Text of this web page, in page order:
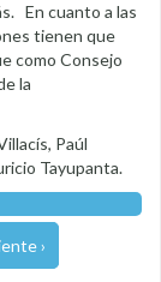
En cuanto a las
tienen que
como Consejo
la
Paúl
Tayupanta.
›